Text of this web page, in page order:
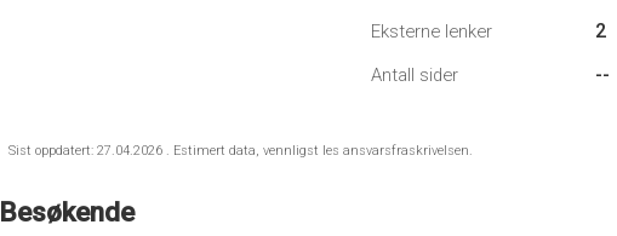
Eksterne lenker 2
Antall sider --
Sist oppdatert: 27.04.2026 . Estimert data, vennligst les ansvarsfraskrivelsen.
Besøkende